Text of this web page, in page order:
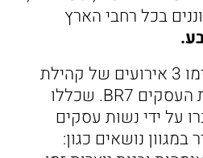
בכל רחבי הארץ
בשבוע שחלף, התקיימו 3 אירועים של קהילת
מחוברות, פורום נשות העסקים BR7. שכללו
על ידי נשות עסקים
במגוון נושאים כגון:
תל אביב